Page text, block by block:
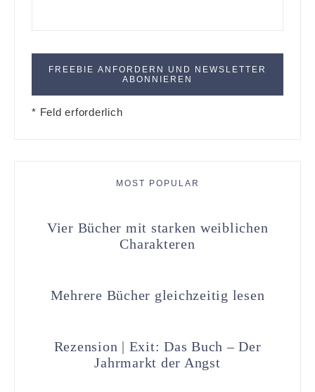
* Feld erforderlich
MOST POPULAR
Vier Bücher mit starken weiblichen
Charakteren
Mehrere Bücher gleichzeitig lesen
Rezension | Exit: Das Buch – Der
Jahrmarkt der Angst